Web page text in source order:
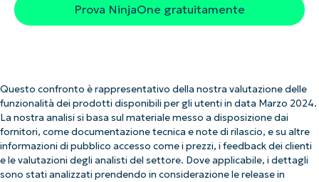
Prova NinjaOne gratuitamente
Questo confronto è rappresentativo della nostra valutazione delle
funzionalità dei prodotti disponibili per gli utenti in data Marzo 2024.
La nostra analisi si basa sul materiale messo a disposizione dai
fornitori, come documentazione tecnica e note di rilascio, e su altre
informazioni di pubblico accesso come i prezzi, i feedback dei clienti
e le valutazioni degli analisti del settore. Dove applicabile, i dettagli
sono stati analizzati prendendo in considerazione le release in